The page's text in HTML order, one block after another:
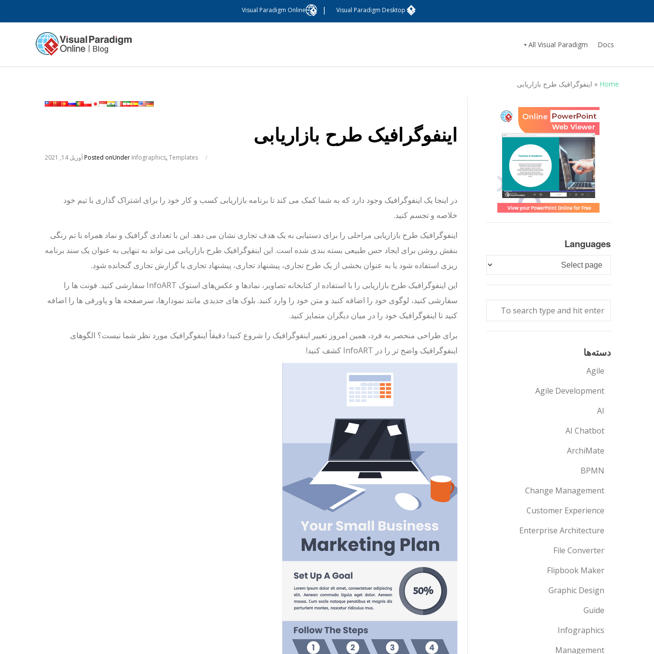
Visual Paradigm Desktop
|
Visual Paradigm Online
Docs
All Visual Paradigm
Home
» اینفوگرافیک طرح بازاریابی
اینفوگرافیک طرح بازاریابی
Posted onآوریل 14, 2021 /
Under Infographics,Templates
در اینجا یک اینفوگرافیک وجود دارد که به شما کمک می کند تا برنامه بازاریابی کسب و کار خود را برای اشتراک گذاری با تیم خود
خلاصه و تجسم کنید.
اینفوگرافیک طرح بازاریابی مراحلی را برای دستیابی به یک هدف تجاری نشان می دهد. این با تعدادی گرافیک و نماد همراه با تم رنگی
بنفش روشن برای ایجاد حس طبیعی بسته بندی شده است. این اینفوگرافیک طرح بازاریابی می تواند به تنهایی به عنوان یک سند برنامه
ریزی استفاده شود یا به عنوان بخشی از یک طرح تجاری، پیشنهاد تجاری، پیشنهاد تجاری یا گزارش تجاری گنجانده شود.
این اینفوگرافیک طرح بازاریابی را با استفاده از کتابخانه تصاویر، نمادها و عکس‌های استوک InfoART سفارشی کنید. فونت ها را
سفارشی کنید، لوگوی خود را اضافه کنید و متن خود را وارد کنید. بلوک های جدیدی مانند نمودارها، سرصفحه ها و پاورقی ها را اضافه
کنید تا اینفوگرافیک خود را در میان دیگران متمایز کنید.
برای طراحی منحصر به فرد، همین امروز تغییر اینفوگرافیک را شروع کنید! دقیقاً اینفوگرافیک مورد نظر شما نیست؟ الگوهای
اینفوگرافیک واضح تر را در InfoART کشف کنید!
Languages
Languages
دسته‌ها
Agile
Agile Development
AI
AI Chatbot
ArchiMate
BPMN
Change Management
Customer Experience
Enterprise Architecture
File Converter
Flipbook Maker
Graphic Design
Guide
Infographics
Management